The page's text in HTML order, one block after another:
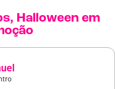
, Halloweenem